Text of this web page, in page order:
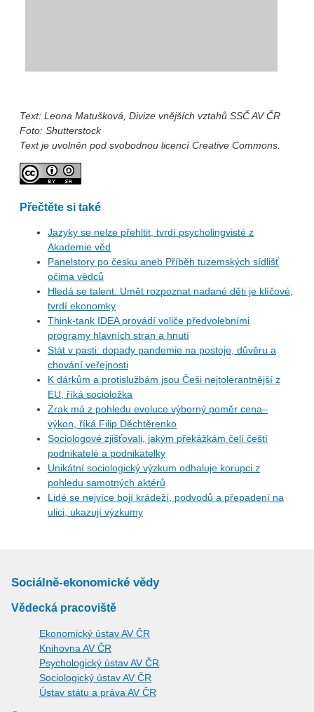
Text: Leona Matušková, Divize vnějších vztahů SSČ AV ČR
Foto: Shutterstock
Text je uvolněn pod svobodnou licencí Creative Commons.
Přečtěte si také
Jazyky se nelze přehltit, tvrdí psycholingvisté z
Akademie věd
Panelstory po česku aneb Příběh tuzemských sídlišť
očima vědců
Hledá se talent. Umět rozpoznat nadané děti je klíčové,
tvrdí ekonomky
Think-tank IDEA provádí voliče předvolebními
programy hlavních stran a hnutí
Stát v pasti: dopady pandemie na postoje, důvěru a
chování veřejnosti
K dárkům a protislužbám jsou Češi nejtolerantnější z
EU, říká socioložka
Zrak má z pohledu evoluce výborný poměr cena–
výkon, říká Filip Děchtěrenko
Sociologové zjišťovali, jakým překážkám čelí čeští
podnikatelé a podnikatelky
Unikátní sociologický výzkum odhaluje korupci z
pohledu samotných aktérů
Lidé se nejvíce bojí krádeží, podvodů a přepadení na
ulici, ukazují výzkumy
Sociálně-ekonomické vědy
Vědecká pracoviště
Ekonomický ústav AV ČR
Knihovna AV ČR
Psychologický ústav AV ČR
Sociologický ústav AV ČR
Ústav státu a práva AV ČR